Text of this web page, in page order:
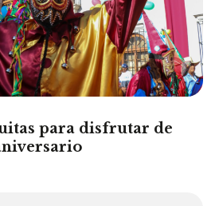
para disfrutar de